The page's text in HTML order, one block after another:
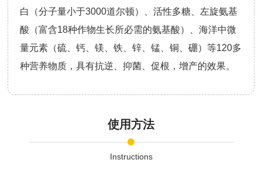
白（分子量小于3000道尔顿）、活性多糖、左旋氨基
酸（富含18种作物生长所必需的氨基酸）、海洋中微
量元素（硫、钙、镁、铁、锌、锰、铜、硼）等120多
种营养物质，具有抗逆、抑菌、促根，增产的效果。
使用方法
Instructions